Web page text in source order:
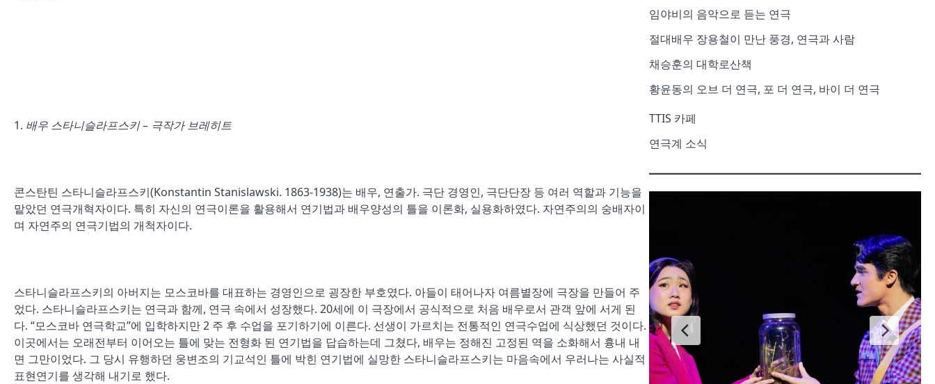
1. 배우 스타니슬라프스키– 극작가 브레히트
콘스탄틴 스타니슬라프스키(Konstantin Stanislawski. 1863-1938)는 배우, 연출가. 극단 경영인, 극단단장 등 여러 역할과 기능을
맡았던 연극개혁자이다. 특히 자신의 연극이론을 활용해서 연기법과 배우양성의 틀을 이론화, 실용화하였다. 자연주의의 숭배자이
며 자연주의 연극기법의 개척자이다.
스타니슬라프스키의 아버지는 모스코바를 대표하는 경영인으로 굉장한 부호였다. 아들이 태어나자 여름별장에 극장을 만들어 주
었다. 스타니슬라프스키는 연극과 함께, 연극 속에서 성장했다. 20세에 이 극장에서 공식적으로 처음 배우로서 관객 앞에 서게 된
다. “모스코바 연극학교”에 입학하지만 2 주 후 수업을 포기하기에 이른다. 선생이 가르치는 전통적인 연극수업에 식상했던 것이다.
이곳에서는 오래전부터 이어오는 틀에 맞는 전형화 된 연기법을 답습하는데 그쳤다, 배우는 정해진 고정된 역을 소화해서 흉내 내
면 그만이었다. 그 당시 유행하던 웅변조의 기교석인 틀에 박힌 연기법에 실망한 스타니슬라프스키는 마음속에서 우러나는 사실적
표현연기를 생각해 내기로 했다.
임야비의 음악으로 듣는 연극
절대배우 장용철이 만난 풍경, 연극과 사람
채승훈의 대학로산책
황윤동의 오브 더 연극, 포 더 연극, 바이 더 연극
TTIS 카페
연극계 소식